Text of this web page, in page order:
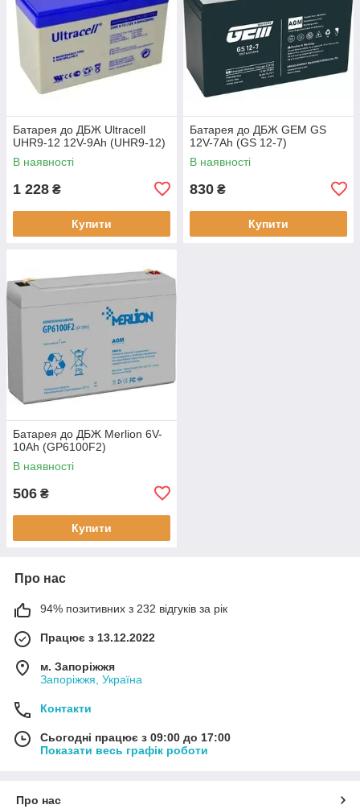
Батарея до ДБЖ Ultracell
UHR9-12 12V-9Ah (UHR9-12)
В наявності
1 228 ₴
Купити
Батарея до ДБЖ GEM GS
12V-7Ah (GS 12-7)
В наявності
830 ₴
Купити
Батарея до ДБЖ Merlion 6V-
10Ah (GP6100F2)
В наявності
506 ₴
Купити
Про нас
94% позитивних з 232 відгуків за рік
Працює з 13.12.2022
м. Запоріжжя
Запоріжжя, Україна
Контакти
Сьогодні працює з 09:00 до 17:00
Показати весь графік роботи
Про нас